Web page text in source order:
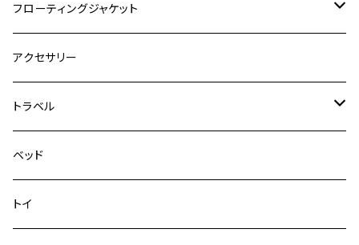
ヴァリオ
デニム＆コーデュロイ
その他
ダブルロックカラー
デニム＆コーデュロイ
その他
ハーネス
クイックハーネス
メッシュフィットハーネス
デニム＆コーデュロイ
その他
ラッシュガード
フローティングジャケット
DFDブースト
アクセサリー
トラベル
ドライブハーネス
カーシートアタッチメント
ベッド
トイ